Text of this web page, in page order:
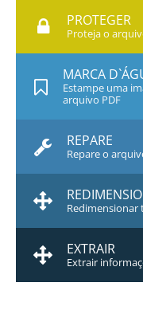
PROTEGER
Proteja o
MARCA
Estampe uma
arquivo PDF
REPARE
Repare o
Redimensionar
EXTRAIR
Extrair